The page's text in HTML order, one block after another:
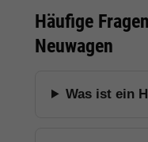
Häufige
Neuwagen
Was ist ein